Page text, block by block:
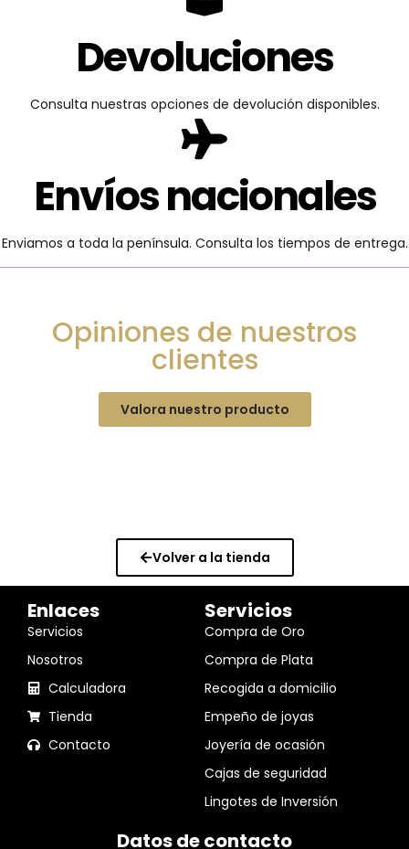
Devoluciones
Consulta nuestras opciones de devolución disponibles.
Envíos nacionales
Enviamos a toda la península. Consulta los tiempos de entrega.
Opiniones de nuestros
clientes
Valora nuestro producto
Volver a la tienda
Enlaces
Servicios
Nosotros
Calculadora
Tienda
Contacto
Servicios
Compra de Oro
Compra de Plata
Recogida a domicilio
Empeño de joyas
Joyería de ocasión
Cajas de seguridad
Lingotes de Inversión
Datos de contacto